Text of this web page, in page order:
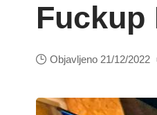
Fuckup
Objavljeno 21/12/2022